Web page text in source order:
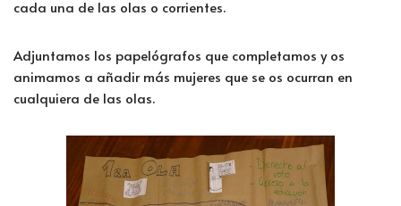
cada una de las olas o corrientes.
Adjuntamos los papelógrafos que completamos y os
animamos a añadir más mujeres que se os ocurran en
cualquiera de las olas.